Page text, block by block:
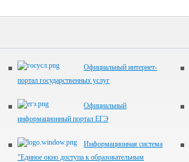
Официальный интернет-
портал государственных услуг
Официальный
информационный портал ЕГЭ
Информационная система
"Единое окно доступа к образовательным